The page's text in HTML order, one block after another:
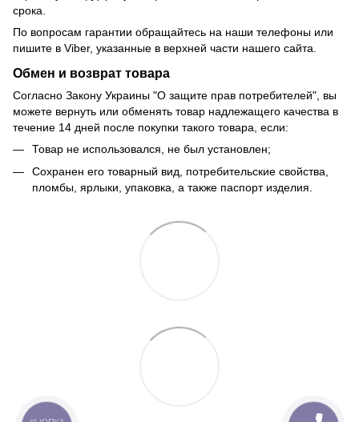
срока.
По вопросам гарантии обращайтесь на наши телефоны или
пишите в Viber, указанные в верхней части нашего сайта.
Обмен и возврат товара
Согласно Закону Украины "О защите прав потребителей", вы
можете вернуть или обменять товар надлежащего качества в
течение 14 дней после покупки такого товара, если:
Товар не использовался, не был установлен;
Сохранен его товарный вид, потребительские свойства,
пломбы, ярлыки, упаковка, а также паспорт изделия.